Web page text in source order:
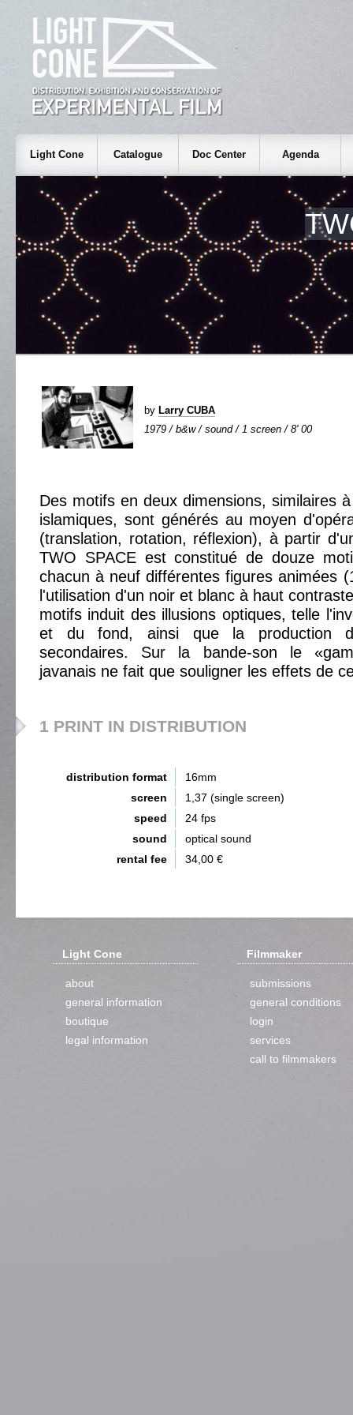
Light Cone Catalogue Doc Center Agenda
by Larry CUBA
1979 / b&w / sound / 1 screen / 8' 00
Des motifs en deux dimensions, similaires
islamiques, sont générés au moyen
(translation, rotation, réflexion), à partir
TWO SPACE est constitué de douze
chacun à neuf différentes figures animées
l'utilisation d'un noir et blanc à haut
motifs induit des illusions optiques, telle
et du fond, ainsi que la production
secondaires. Sur la bande-son le
javanais ne fait que souligner les effets de
1 PRINT IN DISTRIBUTION
distribution format
16mm
screen
1,37 (single screen)
speed
24 fps
sound
optical sound
rental fee
34,00 €
Light Cone
about
general information
boutique
legal information
Filmmaker
submissions
general conditions
login
services
call to filmmakers